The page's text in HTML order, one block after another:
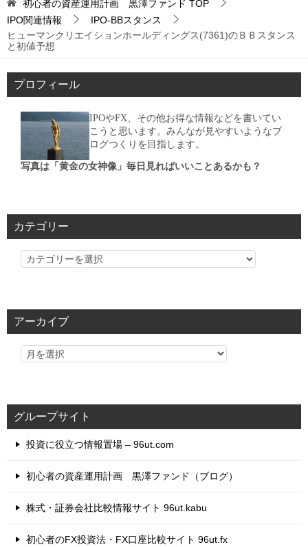
初心者の資産運用計画 黒澤ファンド TOP
IPO関連情報
IPO-BBスタンス
ヒューマンクリエイションホールディングス(7361)のＢＢスタンス
と初値予想
プロフィール
IPOやFX、その他お得な情報などを書いてい
こうと思います。みんなが見やすいようなブ
ログつくりを目指します。
写真は「黄金の女神像」毎日見ればいいことあるかも？
カテゴリー
カ
リ
アーカイブ
グループサイト
投資に役立つ情報置場 – 96ut.com
初心者の資産運用計画 黒澤ファンド（ブログ）
株式・証券会社比較情報サイト 96ut.kabu
初心者のFX投資法・FX口座比較サイト 96ut.fx